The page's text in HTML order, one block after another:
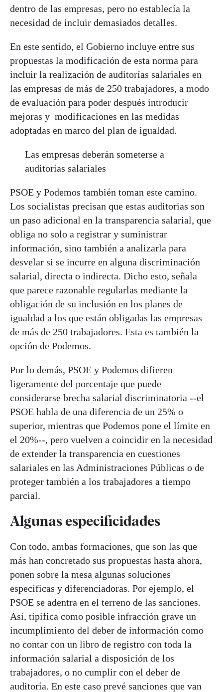
dentro de las empresas, pero no establecía la
necesidad de incluir demasiados detalles.
En este sentido, el Gobierno incluye entre sus
propuestas la modificación de esta norma para
incluir la realización de auditorías salariales en
las empresas de más de 250 trabajadores, a modo
de evaluación para poder después introducir
mejoras y modificaciones en las medidas
adoptadas en marco del plan de igualdad.
Las empresas deberán someterse a
auditorías salariales
PSOE y Podemos también toman este camino.
Los socialistas precisan que estas auditorias son
un paso adicional en la transparencia salarial, que
obliga no solo a registrar y suministrar
información, sino también a analizarla para
desvelar si se incurre en alguna discriminación
salarial, directa o indirecta. Dicho esto, señala
que parece razonable regularlas mediante la
obligación de su inclusión en los planes de
igualdad a los que están obligadas las empresas
de más de 250 trabajadores. Esta es también la
opción de Podemos.
Por lo demás, PSOE y Podemos difieren
ligeramente del porcentaje que puede
considerarse brecha salarial discriminatoria --el
PSOE habla de una diferencia de un 25% o
superior, mientras que Podemos pone el límite en
el 20%--, pero vuelven a coincidir en la necesidad
de extender la transparencia en cuestiones
salariales en las Administraciones Públicas o de
proteger también a los trabajadores a tiempo
parcial.
Algunas especificidades
Con todo, ambas formaciones, que son las que
más han concretado sus propuestas hasta ahora,
ponen sobre la mesa algunas soluciones
específicas y diferenciadoras. Por ejemplo, el
PSOE se adentra en el terreno de las sanciones.
Así, tipifica como posible infracción grave un
incumplimiento del deber de información como
no contar con un libro de registro con toda la
información salarial a disposición de los
trabajadores, o no cumplir con el deber de
auditoría. En este caso prevé sanciones que van